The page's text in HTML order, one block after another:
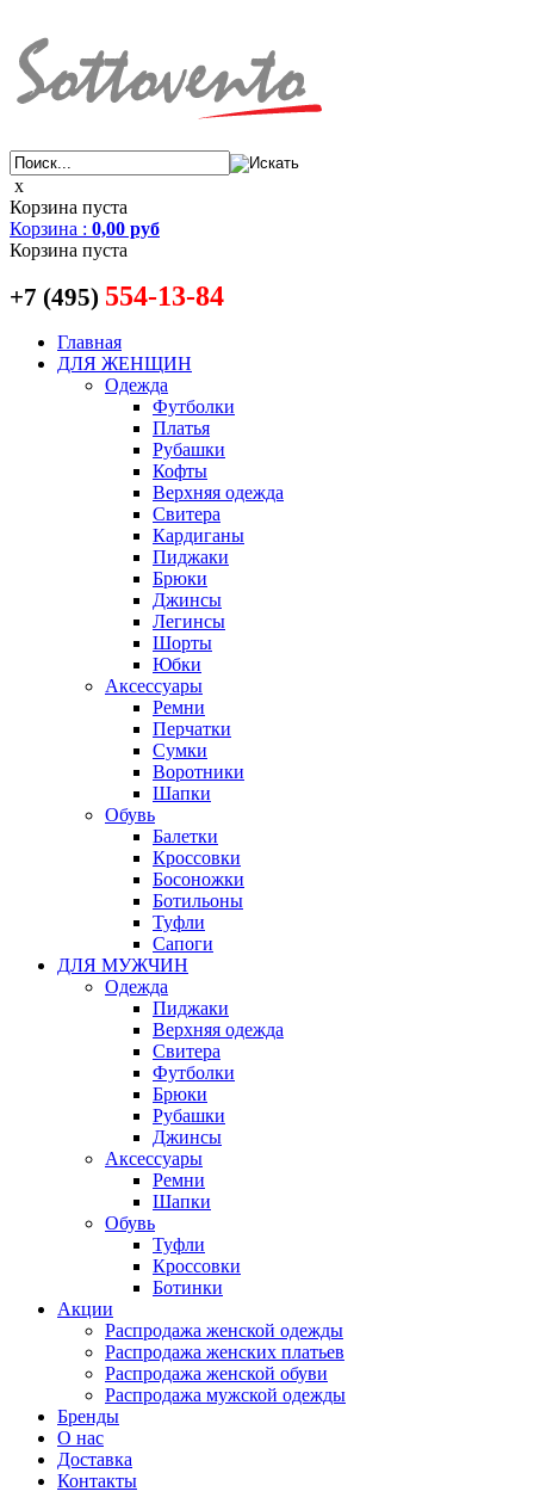
x
Корзина пуста
Корзина : 0,00 руб
Корзина пуста
+7 (495) 554-13-84
Главная
ДЛЯ ЖЕНЩИН
Одежда
Футболки
Платья
Рубашки
Кофты
Верхняя одежда
Свитера
Кардиганы
Пиджаки
Брюки
Джинсы
Легинсы
Шорты
Юбки
Аксессуары
Ремни
Перчатки
Сумки
Воротники
Шапки
Обувь
Балетки
Кроссовки
Босоножки
Ботильоны
Туфли
Сапоги
ДЛЯ МУЖЧИН
Одежда
Пиджаки
Верхняя одежда
Свитера
Футболки
Брюки
Рубашки
Джинсы
Аксессуары
Ремни
Шапки
Обувь
Туфли
Кроссовки
Ботинки
Акции
Распродажа женской одежды
Распродажа женских платьев
Распродажа женской обуви
Распродажа мужской одежды
Бренды
О нас
Доставка
Контакты